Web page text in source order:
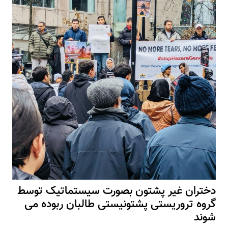
دختران غیر پشتون بصورت سیستماتیک توسط
گروه تروریستی پشتونیستی طالبان ربوده می
شوند